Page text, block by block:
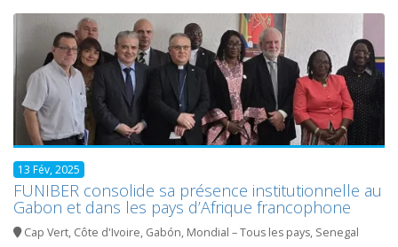
13 Fév, 2025
FUNIBER consolide sa présence institutionnelle au
Gabon et dans les pays d’Afrique francophone
Cap Vert, Côte d'Ivoire, Gabón, Mondial – Tous les pays, Senegal